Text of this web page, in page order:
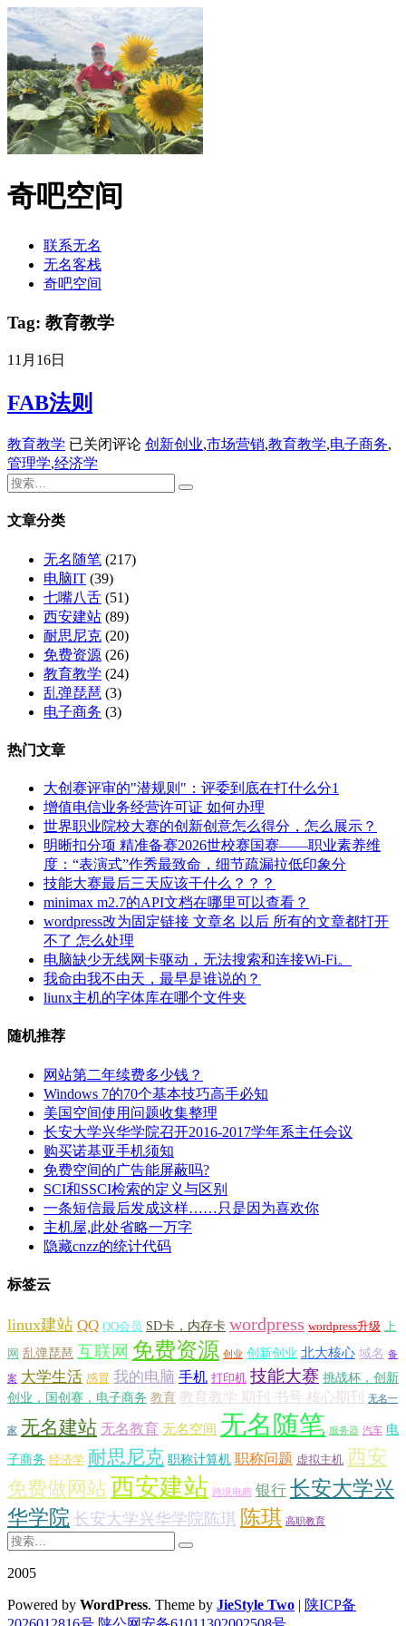
奇吧空间
联系无名
无名客栈
奇吧空间
Tag: 教育教学
11月16日
FAB法则
教育教学 FAB
法
则
已关闭评论 创新创业,市场营销,教育教学,电子商务,
管理学,经济学
文章分类
无名随笔 (217)
电脑IT (39)
七嘴八舌 (51)
西安建站 (89)
耐思尼克 (20)
免费资源 (26)
教育教学 (24)
乱弹琵琶 (3)
电子商务 (3)
热门文章
大创赛评审的"潜规则"：评委到底在打什么分1
增值电信业务经营许可证 如何办理
世界职业院校大赛的创新创意怎么得分，怎么展示？
明晰扣分项 精准备赛2026世校赛国赛——职业素养维
度：“表演式”作秀最致命，细节疏漏拉低印象分
技能大赛最后三天应该干什么？？？
minimax m2.7的API文档在哪里可以查看？
wordpress改为固定链接 文章名 以后 所有的文章都打开
不了 怎么处理
电脑缺少无线网卡驱动，无法搜索和连接Wi-Fi。
我命由我不由天，最早是谁说的？
liunx主机的字体库在哪个文件夹
随机推荐
网站第二年续费多少钱？
Windows 7的70个基本技巧高手必知
美国空间使用问题收集整理
长安大学兴华学院召开2016-2017学年系主任会议
购买诺基亚手机须知
免费空间的广告能屏蔽吗?
SCI和SSCI检索的定义与区别
一条短信最后发成这样……只是因为喜欢你
主机屋,此处省略一万字
隐藏cnzz的统计代码
标签云
linux建站 QQ QQ会员 SD卡，内存卡 wordpress wordpress升级 上
网 乱弹琵琶 互联网 免费资源 创业 创新创业 北大核心 域名 备
案 大学生活 感冒 我的电脑 手机 打印机 技能大赛 挑战杯，创新
创业，国创赛，电子商务 教育 教育教学 期刊 书号 核心期刊 无名一
家 无名建站 无名教育 无名空间 无名随笔 服务器 汽车 电
子商务 经济学 耐思尼克 职称计算机 职称问题 虚拟主机 西安
免费做网站 西安建站 跨境电商 银行 长安大学兴
华学院 长安大学兴华学院陈琪 陈琪 高职教育
2005
Powered by WordPress. Theme by JieStyle Two | 陕ICP备